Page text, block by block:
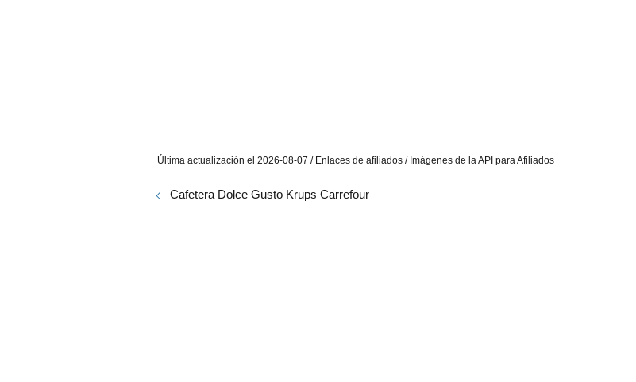
Última actualización el 2026-08-07 / Enlaces de afiliados / Imágenes de la API para Afiliados
Cafetera Dolce Gusto Krups Carrefour